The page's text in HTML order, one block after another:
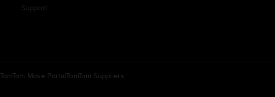
Support
TomTom Move PortalTomTom Suppliers